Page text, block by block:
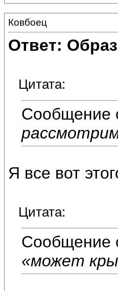
Ковбоец
Ответ:
Цитата:
Сообщение
Я все вот
Цитата:
Сообщение
«может